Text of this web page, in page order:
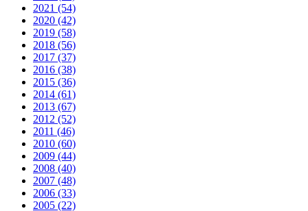
2021 (54)
2020 (42)
2019 (58)
2018 (56)
2017 (37)
2016 (38)
2015 (36)
2014 (61)
2013 (67)
2012 (52)
2011 (46)
2010 (60)
2009 (44)
2008 (40)
2007 (48)
2006 (33)
2005 (22)